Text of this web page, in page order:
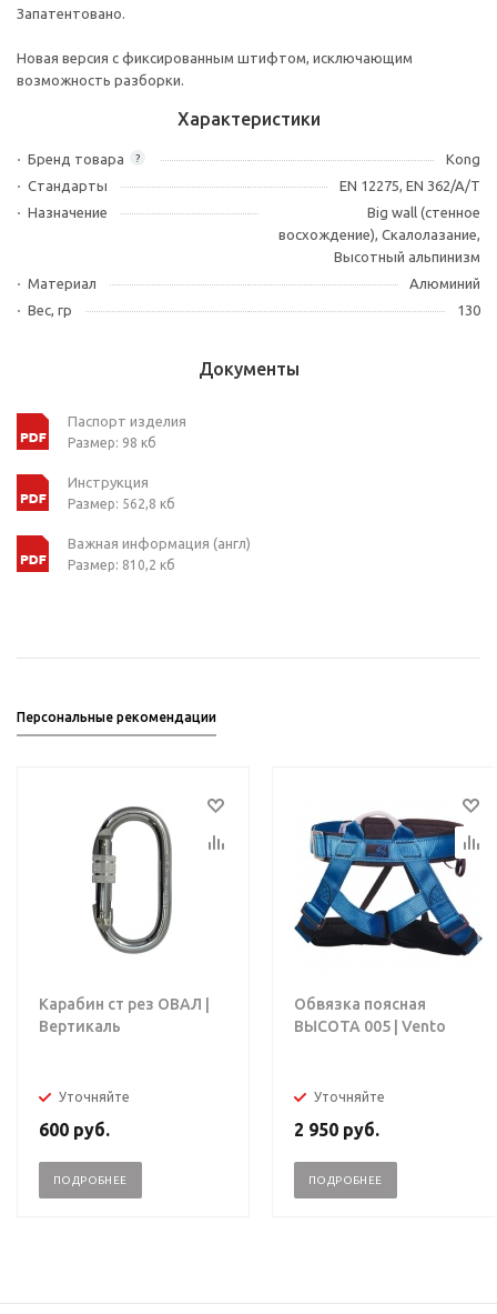
Запатентовано.
Новая версия с фиксированным штифтом, исключающим
возможность разборки.
Характеристики
?
Бренд товара
Kong
Стандарты
EN 12275, EN 362/A/T
Назначение
Big wall (стенное
восхождение), Скалолазание,
Высотный альпинизм
Материал
Алюминий
Вес, гр
130
Документы
Паспорт изделия
Размер: 98 кб
Инструкция
Размер: 562,8 кб
Важная информация (англ)
Размер: 810,2 кб
Персональные рекомендации
Карабин ст рез ОВАЛ |
Вертикаль
Уточняйте
600 руб.
ПОДРОБНЕЕ
Обвязка поясная
ВЫСОТА 005 | Vento
Уточняйте
2 950 руб.
ПОДРОБНЕЕ